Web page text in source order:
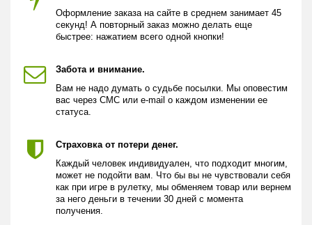
Оформление заказа на сайте в среднем занимает 45
секунд! А повторный заказ можно делать еще
быстрее: нажатием всего одной кнопки!
Забота и внимание.
Вам не надо думать о судьбе посылки. Мы оповестим
вас через СМС или e-mail о каждом изменении ее
статуса.
Страховка от потери денег.
Каждый человек индивидуален, что подходит многим,
может не подойти вам. Что бы вы не чувствовали себя
как при игре в рулетку, мы обменяем товар или вернем
за него деньги в течении 30 дней с момента
получения.